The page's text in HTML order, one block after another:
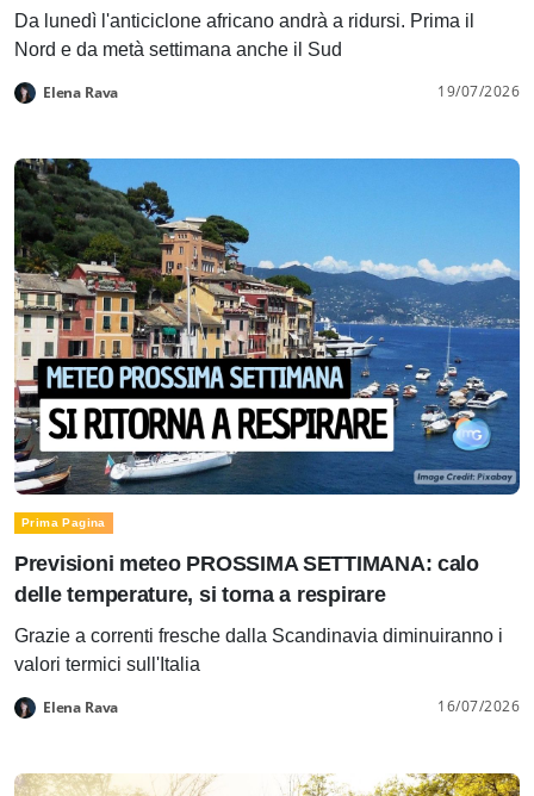
Da lunedì l'anticiclone africano andrà a ridursi. Prima il
Nord e da metà settimana anche il Sud
Elena Rava 19/07/2026
Prima Pagina
Previsioni meteo PROSSIMA SETTIMANA: calo
delle temperature, si torna a respirare
Grazie a correnti fresche dalla Scandinavia diminuiranno i
valori termici sull'Italia
Elena Rava 16/07/2026